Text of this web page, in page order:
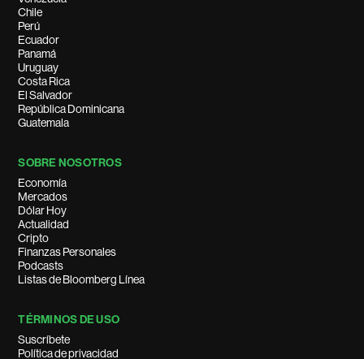
Chile
Perú
Ecuador
Panamá
Uruguay
Costa Rica
El Salvador
República Dominicana
Guatemala
SOBRE NOSOTROS
Economía
Mercados
Dólar Hoy
Actualidad
Cripto
Finanzas Personales
Podcasts
Listas de Bloomberg Línea
TÉRMINOS DE USO
Suscríbete
Política de privacidad